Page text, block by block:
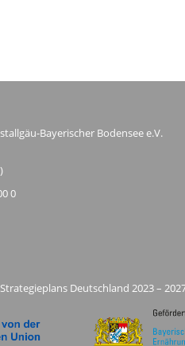
Bayerischer Bodensee e.V.
0
Deutschland 2023 –